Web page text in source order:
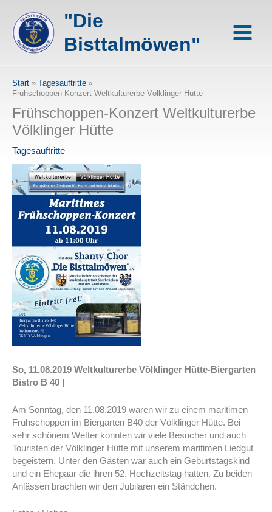
Inhalt
springen
"Die
Bisttalmöwen"
Start
Tagesauftritte
Frühschoppen-Konzert Weltkulturerbe Völklinger Hütte
Frühschoppen-Konzert Weltkulturerbe
Völklinger Hütte
Tagesauftritte
So, 11.08.2019 Weltkulturerbe Völklinger Hütte-Biergarten
Bistro B 40 |
Am Sonntag, den 11.08.2019 waren wir zu einem maritimen
Frühschoppen im Biergarten B40 der Völklinger Hütte. Bei
sehr schönem Wetter konnten wir viele Besucher und auch
Touristen der Völklinger Hütte mit unserem maritimen Liedgut
begeistern. Unter den Gästen war auch ein Geburtstagskind
und ein Ehepaar die ihren 52. Hochzeitstag hatten. Zu beiden
Anlässen brachten wir den Jubilaren ein Ständchen.